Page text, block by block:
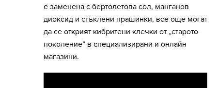
е заменена с бертолетова сол, манганов
диоксид и стъклени прашинки, все още могат
да се открият кибритени клечки от „старото
поколение“ в специализирани и онлайн
магазини.